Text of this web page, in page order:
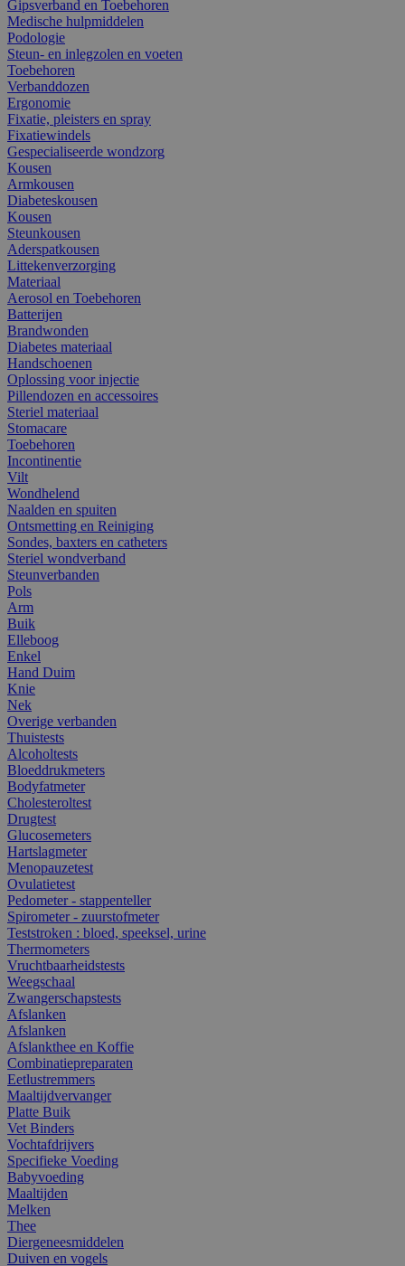
Gipsverband en Toebehoren
Medische hulpmiddelen
Podologie
Steun- en inlegzolen en voeten
Toebehoren
Verbanddozen
Ergonomie
Fixatie, pleisters en spray
Fixatiewindels
Gespecialiseerde wondzorg
Kousen
Armkousen
Diabeteskousen
Kousen
Steunkousen
Aderspatkousen
Littekenverzorging
Materiaal
Aerosol en Toebehoren
Batterijen
Brandwonden
Diabetes materiaal
Handschoenen
Oplossing voor injectie
Pillendozen en accessoires
Steriel materiaal
Stomacare
Toebehoren
Incontinentie
Vilt
Wondhelend
Naalden en spuiten
Ontsmetting en Reiniging
Sondes, baxters en catheters
Steriel wondverband
Steunverbanden
Pols
Arm
Buik
Elleboog
Enkel
Hand Duim
Knie
Nek
Overige verbanden
Thuistests
Alcoholtests
Bloeddrukmeters
Bodyfatmeter
Cholesteroltest
Drugtest
Glucosemeters
Hartslagmeter
Menopauzetest
Ovulatietest
Pedometer - stappenteller
Spirometer - zuurstofmeter
Teststroken : bloed, speeksel, urine
Thermometers
Vruchtbaarheidstests
Weegschaal
Zwangerschapstests
Afslanken
Afslanken
Afslankthee en Koffie
Combinatiepreparaten
Eetlustremmers
Maaltijdvervanger
Platte Buik
Vet Binders
Vochtafdrijvers
Specifieke Voeding
Babyvoeding
Maaltijden
Melken
Thee
Diergeneesmiddelen
Duiven en vogels